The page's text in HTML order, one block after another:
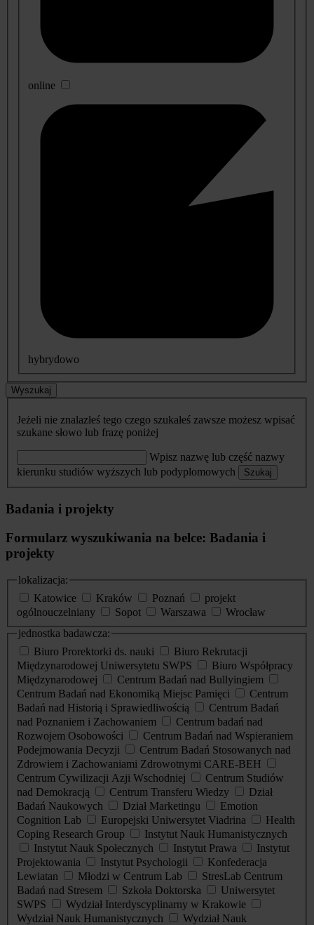
online
hybrydowo
Wyszukaj
Jeżeli nie znalazłeś tego czego szukałeś zawsze możesz wpisać
szukane słowo lub frazę poniżej
Wpisz nazwę lub część nazwy
kierunku studiów wyższych lub podyplomowych
Szukaj
Badania i projekty
Formularz wyszukiwania na belce: Badania i
projekty
lokalizacja:
Katowice
Kraków Poznań
projekt
ogólnouczelniany
Sopot Warszawa
Wrocław
jednostka badawcza:
Biuro Prorektorki ds. nauki
Biuro Rekrutacji
Międzynarodowej Uniwersytetu SWPS
Biuro Współpracy
Międzynarodowej
Centrum Badań nad Bullyingiem
Centrum Badań nad Ekonomiką Miejsc Pamięci
Centrum
Badań nad Historią i Sprawiedliwością
Centrum Badań
nad Poznaniem i Zachowaniem
Centrum badań nad
Rozwojem Osobowości
Centrum Badań nad Wspieraniem
Podejmowania Decyzji
Centrum Badań Stosowanych nad
Zdrowiem i Zachowaniami Zdrowotnymi CARE-BEH
Centrum Cywilizacji Azji Wschodniej
Centrum Studiów
nad Demokracją
Centrum Transferu Wiedzy
Dział
Badań Naukowych
Dział Marketingu
Emotion
Cognition Lab
Europejski Uniwersytet Viadrina
Health
Coping Research Group
Instytut Nauk Humanistycznych
Instytut Nauk Społecznych
Instytut Prawa
Instytut
Projektowania
Instytut Psychologii
Konfederacja
Lewiatan
Młodzi w Centrum Lab
StresLab Centrum
Badań nad Stresem
Szkoła Doktorska
Uniwersytet
SWPS
Wydział Interdyscyplinarny w Krakowie
Wydział Nauk Humanistycznych
Wydział Nauk